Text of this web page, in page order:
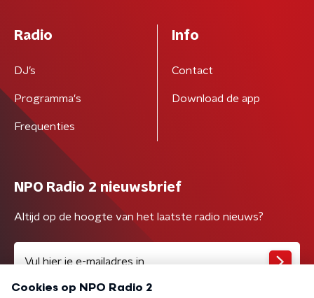
Radio
DJ’s
Programma's
Frequenties
Info
Contact
Download de app
NPO Radio 2 nieuwsbrief
Altijd op de hoogte van het laatste radio nieuws?